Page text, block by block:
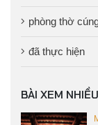
phòng thờ
đã thực hiện
BÀI XEM NHIỀU